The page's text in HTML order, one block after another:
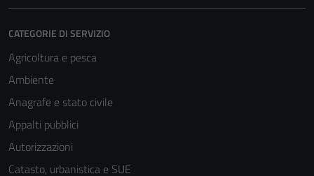
CATEGORIE DI SERVIZIO
Agricoltura e pesca
Ambiente
Anagrafe e stato civile
Appalti pubblici
Autorizzazioni
Catasto, urbanistica e SUE